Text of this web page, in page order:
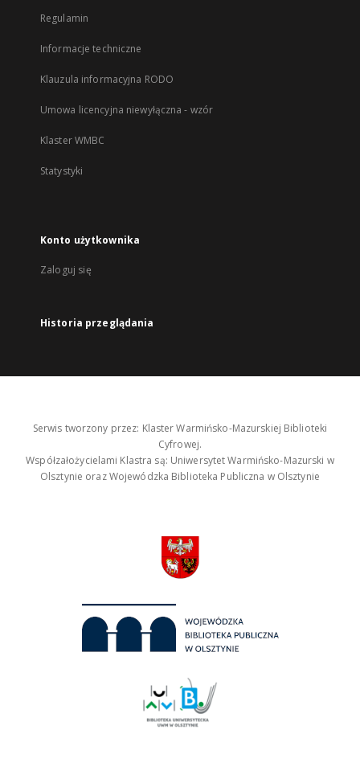
Regulamin
Informacje techniczne
Klauzula informacyjna RODO
Umowa licencyjna niewyłączna - wzór
Klaster WMBC
Statystyki
Konto użytkownika
Zaloguj się
Historia przeglądania
Serwis tworzony przez: Klaster Warmińsko-Mazurskiej Biblioteki
Cyfrowej.
Współzałożycielami Klastra są: Uniwersytet Warmińsko-Mazurski w
Olsztynie oraz Wojewódzka Biblioteka Publiczna w Olsztynie